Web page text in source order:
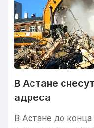
В Астане
адреса
В Астане до